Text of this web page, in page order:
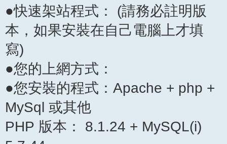
●快速架站程式： (請務必註明版
本，如果安裝在自己電腦上才填
寫)
●您的上網方式：
●您安裝的程式：Apache + php +
MySql 或其他
PHP 版本： 8.1.24 + MySQL(i)